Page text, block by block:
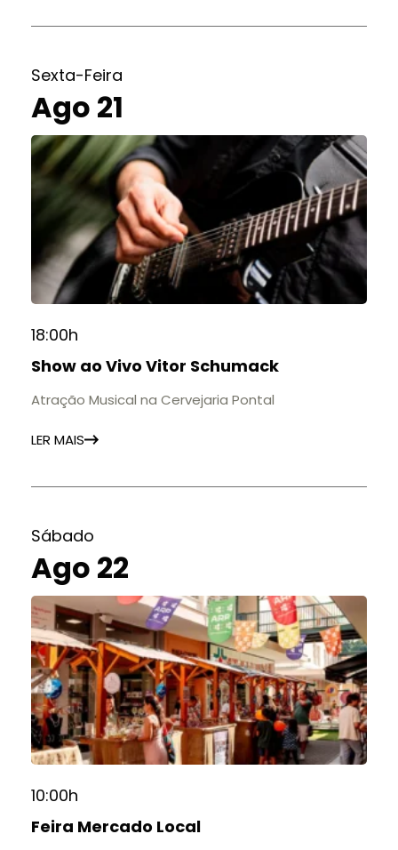
Sexta-Feira
Ago 21
18:00h
Show ao Vivo Vitor Schumack
Atração Musical na Cervejaria Pontal
LER MAIS
Sábado
Ago 22
10:00h
Feira Mercado Local